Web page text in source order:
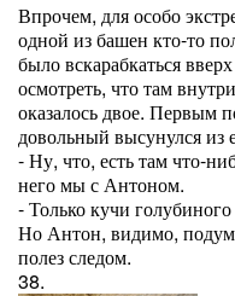
Впрочем, для особо
одной из башен кто-то
было вскарабкаться
осмотреть, что там
оказалось двое. Первым
довольный высунулся из
- Ну, что, есть там что-
него мы с Антоном.
- Только кучи
Но Антон, видимо,
полез следом.
38.